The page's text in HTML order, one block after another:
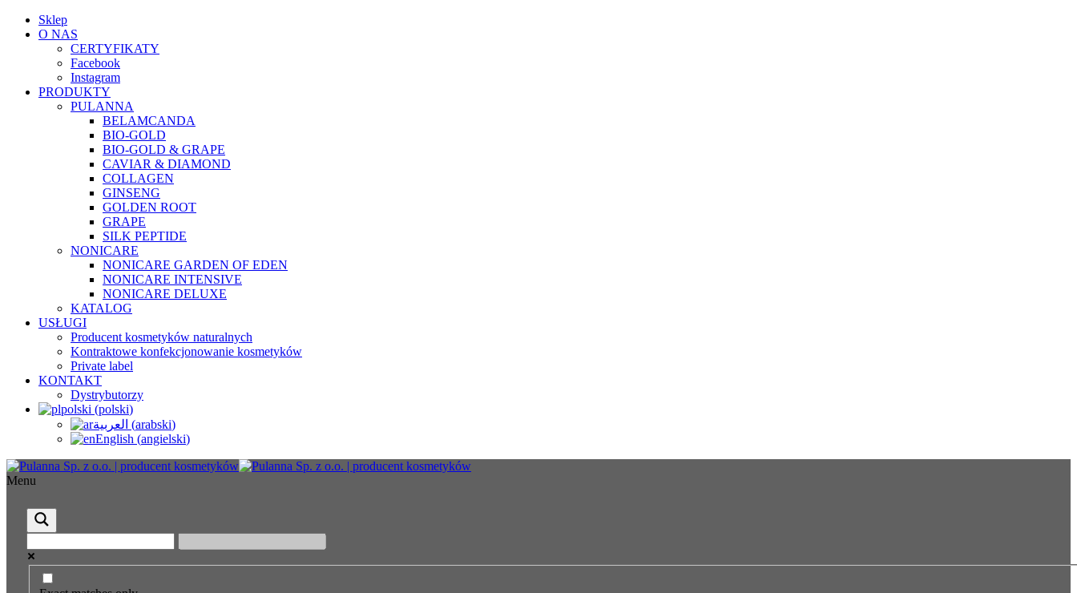
Sklep
O NAS
CERTYFIKATY
Facebook
Instagram
PRODUKTY
PULANNA
BELAMCANDA
BIO-GOLD
BIO-GOLD & GRAPE
CAVIAR & DIAMOND
COLLAGEN
GINSENG
GOLDEN ROOT
GRAPE
SILK PEPTIDE
NONICARE
NONICARE GARDEN OF EDEN
NONICARE INTENSIVE
NONICARE DELUXE
KATALOG
USŁUGI
Producent kosmetyków naturalnych
Kontraktowe konfekcjonowanie kosmetyków
Private label
KONTAKT
Dystrybutorzy
polski (polski)
العربية (arabski)
English (angielski)
Menu